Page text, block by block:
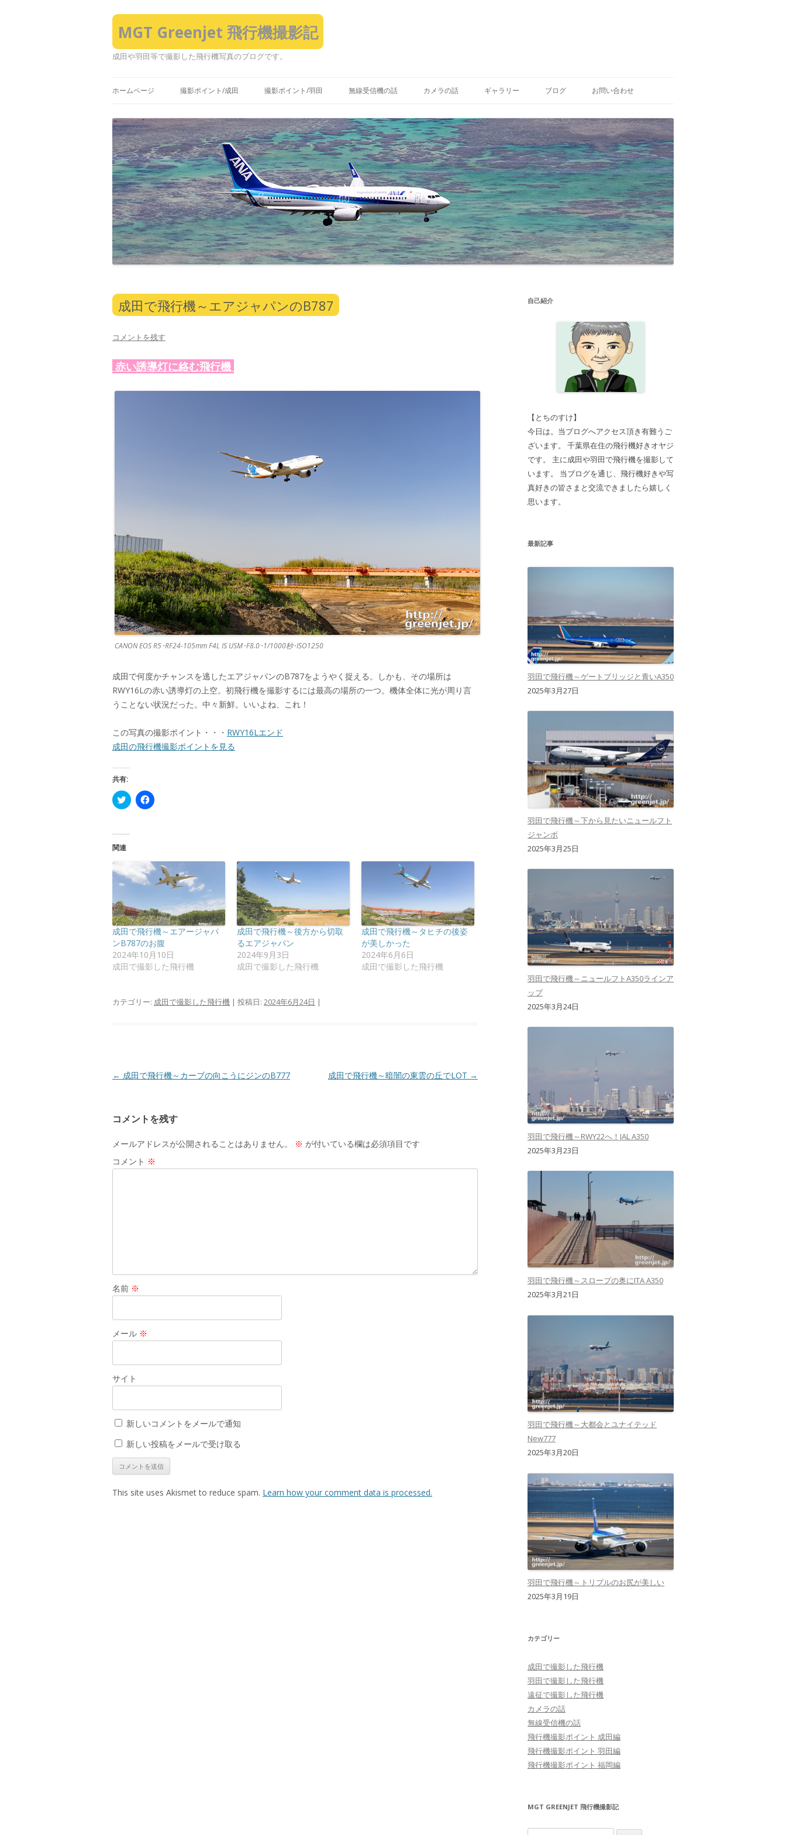
MGT Greenjet 飛行機撮影記
成田や羽田等で撮影した飛行機写真のブログです。
ン
テ
へ
ス
キ
ッ
プ
ホームページ 撮影ポイント/成田 撮影ポイント/羽田 無線受信機の話 カメラの話 ギャラリー ブログ お問い合わせ
成田で飛行機～エアジャパンのB787
コメントを残す
赤い誘導灯に絡む飛行機
CANON EOS R5･RF24-105mm F4L IS USM･F8.0･1/1000秒･ISO1250
成田で何度かチャンスを逃したエアジャパンのB787をようやく捉える。しかも、その場所は
RWY16Lの赤い誘導灯の上空。初飛行機を撮影するには最高の場所の一つ。機体全体に光が周り言
うことない状況だった。中々新鮮。いいよね、これ！
この写真の撮影ポイント・・・ RWY16Lエンド
成田の飛行機撮影ポイントを見る
共有:
ク
リ
て
t
e
共
有
(
新
し
い
ウ
ィ
ン
ド
開
き
F
a
で
共
有
す
ク
リ
ッ
ク
し
て
く
だ
さ
し
き
ま
関連
成田で飛行機～エアージャパ
ンB787のお腹
2024年10月10日
成田で撮影した飛行機
成田で飛行機～後方から切取
るエアジャパン
2024年9月3日
成田で撮影した飛行機
成田で飛行機～タヒチの後姿
が美しかった
2024年6月6日
成田で撮影した飛行機
カテゴリー: 成田で撮影した飛行機 | 投稿日: 2024年6月24日 |
投
ビ
ゲ
ー
← 成田で飛行機～カーブの向こうにジンのB777 成田で飛行機～暗闇の東雲の丘でLOT →
コメントを残す
メールアドレスが公開されることはありません。 ※ が付いている欄は必須項目です
コメント ※
名前 ※
メール ※
サイト
新しいコメントをメールで通知
新しい投稿をメールで受け取る
This site uses Akismet to reduce spam. Learn how your comment data is processed.
自己紹介
【とちのすけ】
今日は。当ブログへアクセス頂き有難うご
ざいます。 千葉県在住の飛行機好きオヤジ
です。 主に成田や羽田で飛行機を撮影して
います。 当ブログを通じ、飛行機好きや写
真好きの皆さまと交流できましたら嬉しく
思います。
最新記事
羽田で飛行機～ゲートブリッジと青いA350
2025年3月27日
羽田で飛行機～下から見たいニュールフト
ジャンボ
2025年3月25日
羽田で飛行機～ニュールフトA350ラインア
ップ
2025年3月24日
羽田で飛行機～RWY22へ！JAL A350
2025年3月23日
羽田で飛行機～スロープの奥にITA A350
2025年3月21日
羽田で飛行機～大都会とユナイテッド
New777
2025年3月20日
羽田で飛行機～トリプルのお尻が美しい
2025年3月19日
カテゴリー
成田で撮影した飛行機
羽田で撮影した飛行機
遠征で撮影した飛行機
カメラの話
無線受信機の話
飛行機撮影ポイント 成田編
飛行機撮影ポイント 羽田編
飛行機撮影ポイント 福岡編
MGT GREENJET 飛行機撮影記